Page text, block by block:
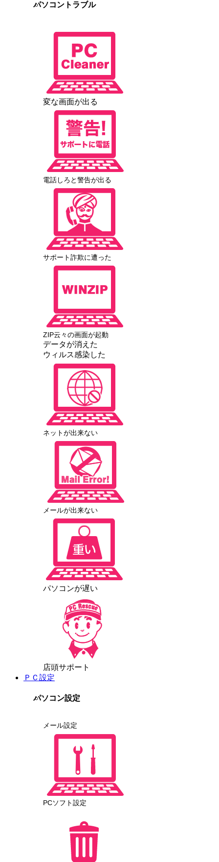
パソコントラブル
変な画面が出る
電話しろと警告が出る
サポート詐欺に遭った
ZIP云々の画面が起動
データが消えた
ウィルス感染した
ネットが出来ない
メールが出来ない
パソコンが遅い
店頭サポート
ＰＣ設定
パソコン設定
メール設定
PCソフト設定